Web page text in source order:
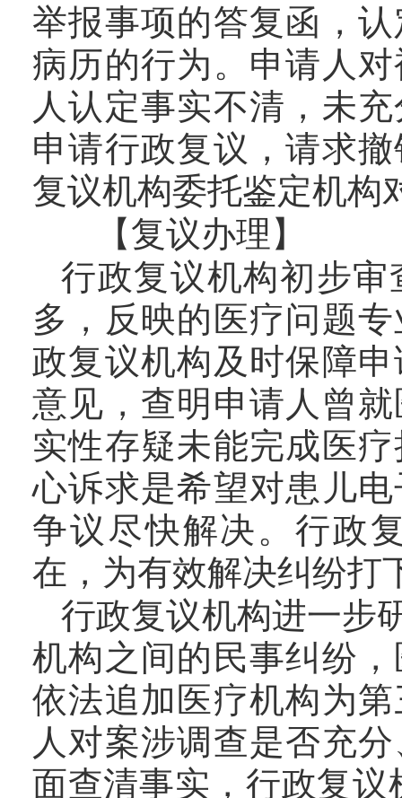
举报事项的答复函，
病历的行为。申请人
人认定事实不清，未
申请行政复议，请求
复议机构委托鉴定机构
【复议办理】
行政复议机构初步
多，反映的医疗问题
政复议机构及时保障
意见，查明申请人曾
实性存疑未能完成医
心诉求是希望对患儿
争议尽快解决。行政
在，为有效解决纠纷打
行政复议机构进一步
机构之间的民事纠纷
依法追加医疗机构为
人对案涉调查是否充
面查清事实，行政复